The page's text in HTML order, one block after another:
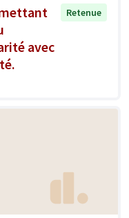
avec
Retenue